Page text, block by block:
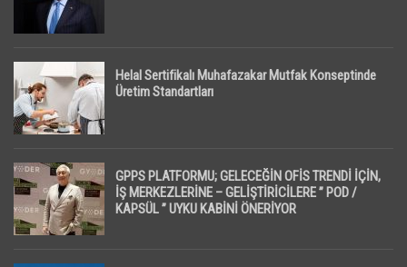
Helal Sertifikalı Muhafazakar Mutfak Konseptinde
Üretim Standartları
GPPS PLATFORMU; GELECEĞİN OFİS TRENDİ İÇİN,
İŞ MERKEZLERİNE – GELİŞTİRİCİLERE ” POD /
KAPSÜL ” UYKU KABİNİ ÖNERİYOR